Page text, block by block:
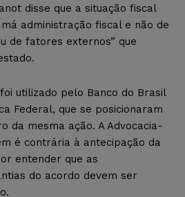
disse que a situação fiscal
administração fiscal e não de
de fatores externos” que
utilizado pelo Banco do Brasil
Federal, que se posicionaram
da mesma ação. A Advocacia-
é contrária à antecipação da
entender que as
do acordo devem ser